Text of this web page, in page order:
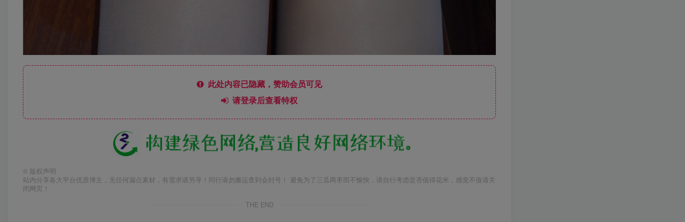
此处内容已隐藏，赞助会员可见
请登录后查看特权
© 版权声明
站内分享各大平台优质博主，无任何漏点素材，有需求请另寻！同行请勿搬运查到会封号！ 避免为了三瓜两枣而不愉快，请自行考虑是否值得花米，感觉不值请关
闭网页！
THE END